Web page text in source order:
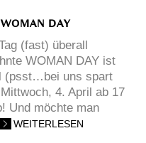
DAY
(fast) überall
WOMAN DAY ist
(psst…bei uns spart
4. April ab 17
Und möchte man
WEITERLESEN